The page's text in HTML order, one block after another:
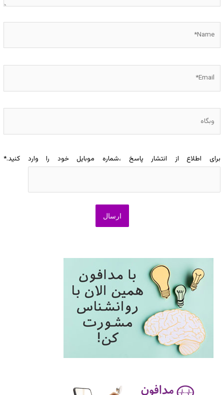
وبگاه
برای اطلاع از انتشار پاسخ ،شماره موبایل خود را وارد کنید.*